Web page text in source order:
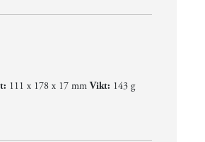
111 x 178 x 17 mmVikt: 143 g